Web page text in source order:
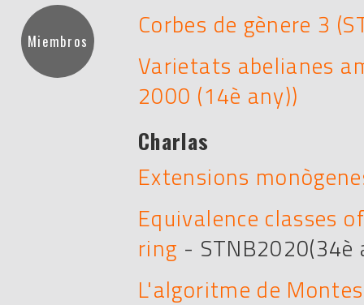
Miembros
Corbes de gènere 3
Varietats abelianes
2000 (14è any))
Charlas
Extensions
Equivalence classes
ring - STNB2020(34è
L'algoritme de